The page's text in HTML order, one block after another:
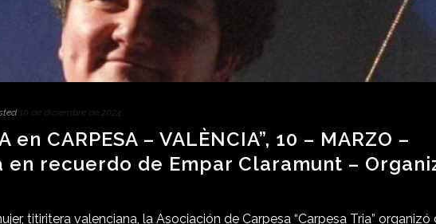
10 de diciembre de 2024
en CARPESA – VALÈNCIA”, 10 – MARZO –
en recuerdo de Empar Claramunt –
titiritera valenciana, la Asociación de Carpesa “Carpesa Tria” organizó